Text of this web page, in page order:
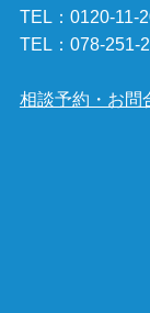
TEL： 0120-11-
TEL： 078-251-
相談予約・お問